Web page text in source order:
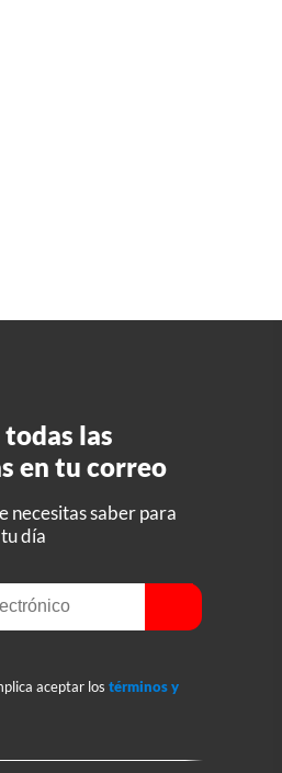
las
en tu correo
necesitas saber para
día
aceptar los términos y